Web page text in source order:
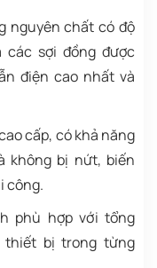
nguyên chất có độ
sợi đồng được
điện cao nhất và
cấp, có khả năng
không bị nứt, biến
công.
phù hợp với tổng
bị trong từng